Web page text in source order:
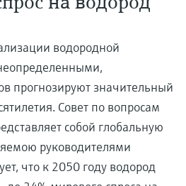
водородной
прогнозируют значительный
Совет по вопросам
собой глобальную
руководителями
что к 2050 году водород